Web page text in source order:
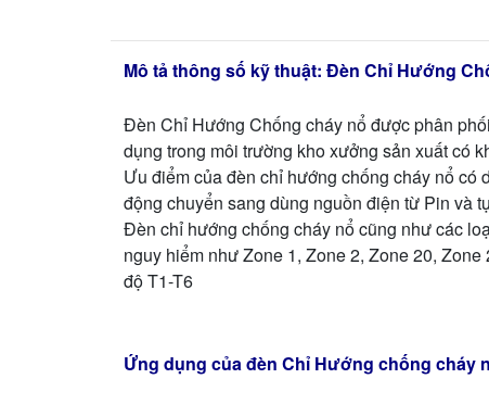
Mô tả thông số kỹ thuật: Đèn Chỉ Hướng
Đèn Chỉ Hướng Chống cháy nổ được phân
dụng trong môi trường kho xưởng sản xuất có
Ưu điểm của đèn chỉ hướng chống cháy nổ có
động chuyển sang dùng nguồn điện từ Pin và
Đèn chỉ hướng chống cháy nổ cũng như các
nguy hiểm như Zone 1, Zone 2, Zone 20,
độ T1-T6
Ứng dụng của đèn Chỉ Hướng chống cháy